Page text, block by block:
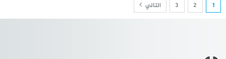
1
2
3 التالي